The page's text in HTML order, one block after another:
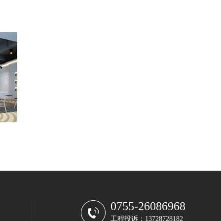
0755-26086968
工程投诉：13728728182